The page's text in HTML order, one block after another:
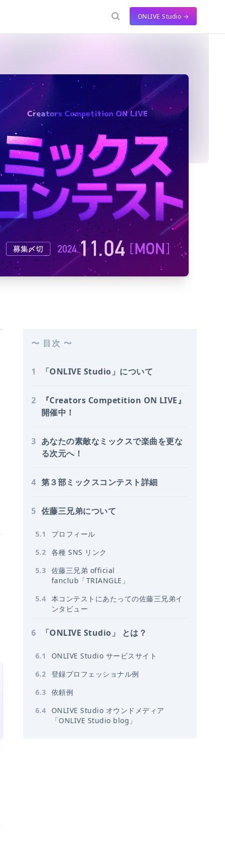
ONLIVE Studio →
〜 目次 〜
1 「ONLIVE Studio」について
2
『Creators Competition ON LIVE』
開催中！
3 あなたの素敵なミックスで楽曲を更な
る次元へ！
4 第３部ミックスコンテスト詳細
5 佐藤三兄弟について
5.1
プロフィール
5.2 各種 SNS リンク
5.3 佐藤三兄弟 official
fanclub「TRIANGLE」
5.4 本コンテストにあたっての佐藤三兄弟イ
ンタビュー
6 「ONLIVE Studio」 とは？
6.1
ONLIVE Studio サービスサイト
6.2 登録プロフェッショナル例
6.3 依頼例
6.4
ONLIVE Studio オウンドメディア
「ONLIVE Studio blog」